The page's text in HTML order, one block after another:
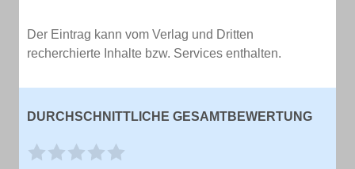
Der Eintrag kann vom Verlag und Dritten
recherchierte Inhalte bzw. Services enthalten.
DURCHSCHNITTLICHE GESAMTBEWERTUNG